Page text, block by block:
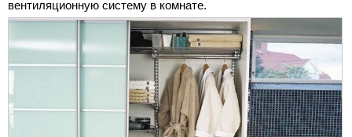
вентиляционную систему в комнате.